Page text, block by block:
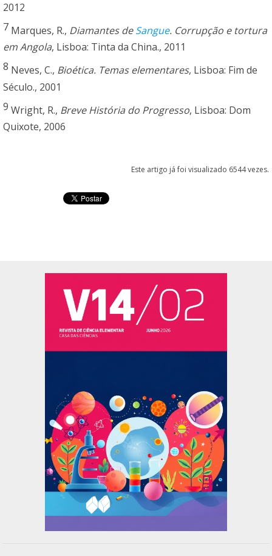
2012
7 Marques, R., Diamantes deSangue. Corrupção e tortura
em Angola, Lisboa: Tinta da China., 2011
8 Neves, C., Bioética. Temas elementares, Lisboa: Fim de
Século., 2001
9 Wright, R., Breve História do Progresso, Lisboa: Dom
Quixote, 2006
Este artigo já foi visualizado 6544 vezes.